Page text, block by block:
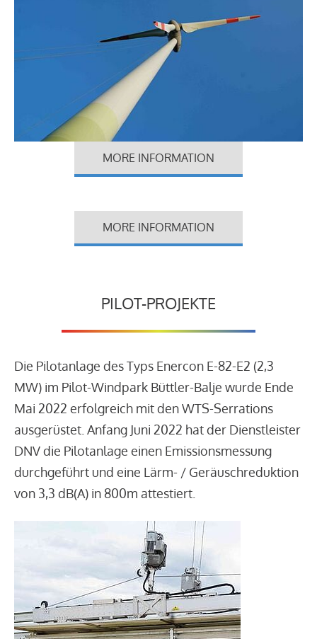
MORE INFORMATION
MORE INFORMATION
PILOT-PROJEKTE
Die Pilotanlage des Typs Enercon E-82-E2 (2,3
MW) im Pilot-Windpark Büttler-Balje wurde Ende
Mai 2022 erfolgreich mit den WTS-Serrations
ausgerüstet. Anfang Juni 2022 hat der Dienstleister
DNV die Pilotanlage einen Emissionsmessung
durchgeführt und eine Lärm- / Geräuschreduktion
von 3,3 dB(A) in 800m attestiert.